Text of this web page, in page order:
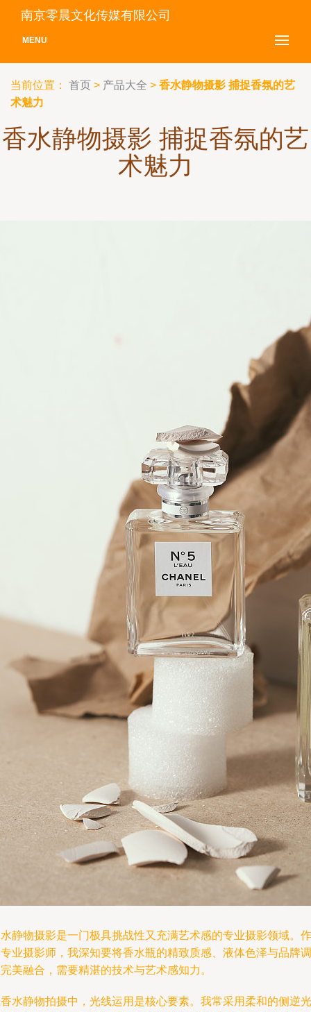
南京零晨文化传媒有限公司
MENU
当前位置： 首页 > 产品大全 > 香水静物摄影 捕捉香氛的艺
术魅力
香水静物摄影 捕捉香氛的艺
术魅力
静物摄影是一门极具挑战性又充满艺术感的专业摄影领域。作
业摄影师，我深知要将香水瓶的精致质感、液体色泽与品牌调
美融合，需要精湛的技术与艺术感知力。
水静物拍摄中，光线运用是核心要素。我常采用柔和的侧逆光